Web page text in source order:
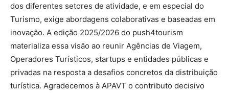
dos diferentes setores de atividade, e em especial do
Turismo, exige abordagens colaborativas e baseadas em
inovação. A edição 2025/2026 do push4tourism
materializa essa visão ao reunir Agências de Viagem,
Operadores Turísticos, startups e entidades públicas e
privadas na resposta a desafios concretos da distribuição
turística. Agradecemos à APAVT o contributo decisivo